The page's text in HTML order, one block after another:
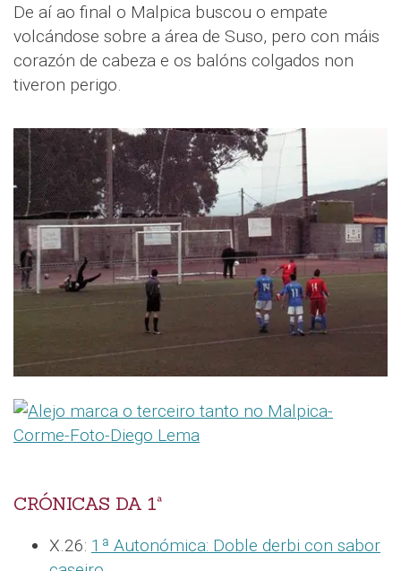
De aí ao final o Malpica buscou o empate
volcándose sobre a área de Suso, pero con máis
corazón de cabeza e os balóns colgados non
tiveron perigo.
CRÓNICAS DA 1ª
X.26: 1ª Autonómica: Doble derbi con sabor